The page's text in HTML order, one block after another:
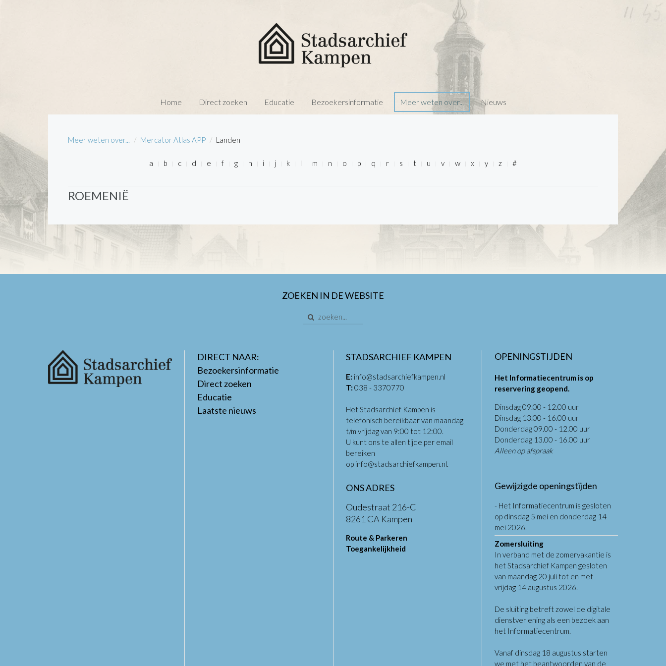
Home Direct zoeken Educatie Bezoekersinformatie Meer weten over... Nieuws
Meer weten over... Mercator Atlas APP Landen
a b c d e f g h i j k l m n o p q r s t u v w x y z #
ROEMENIË
ZOEKEN IN DE WEBSITE
DIRECT NAAR:
Bezoekersinformatie
Direct zoeken
Educatie
Laatste nieuws
STADSARCHIEF KAMPEN
E: info@stadsarchiefkampen.nl
T: 038 - 3370770
Het Stadsarchief Kampen is
telefonisch bereikbaar van maandag
t/m vrijdag van 9:00 tot 12:00.
U kunt ons te allen tijde per email
bereiken
op info@stadsarchiefkampen.nl.
ONS ADRES
Oudestraat 216-C
8261 CA Kampen
Route & Parkeren
Toegankelijkheid
OPENINGSTIJDEN
Het Informatiecentrum is op
reservering geopend.
Dinsdag 09.00 - 12.00 uur
Dinsdag 13.00 - 16.00 uur
Donderdag 09.00 - 12.00 uur
Donderdag 13.00 - 16.00 uur
Alleen op afspraak
Gewijzigde openingstijden
- Het Informatiecentrum is gesloten
op dinsdag 5 mei en donderdag 14
mei 2026.
Zomersluiting
In verband met de zomervakantie is
het Stadsarchief Kampen gesloten
van maandag 20 juli tot en met
vrijdag 14 augustus 2026.
De sluiting betreft zowel de digitale
dienstverlening als een bezoek aan
het Informatiecentrum.
Vanaf dinsdag 18 augustus starten
we met het beantwoorden van de